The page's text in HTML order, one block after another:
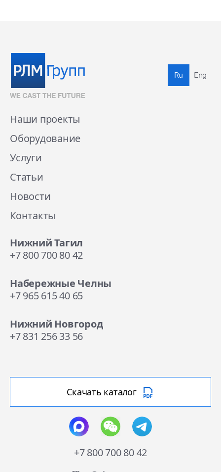
Ru Eng
Наши проекты
Оборудование
Услуги
Статьи
Новости
Контакты
Нижний Тагил
+7 800 700 80 42
Набережные Челны
+7 965 615 40 65
Нижний Новгород
+7 831 256 33 56
Скачать каталог
+7 800 700 80 42